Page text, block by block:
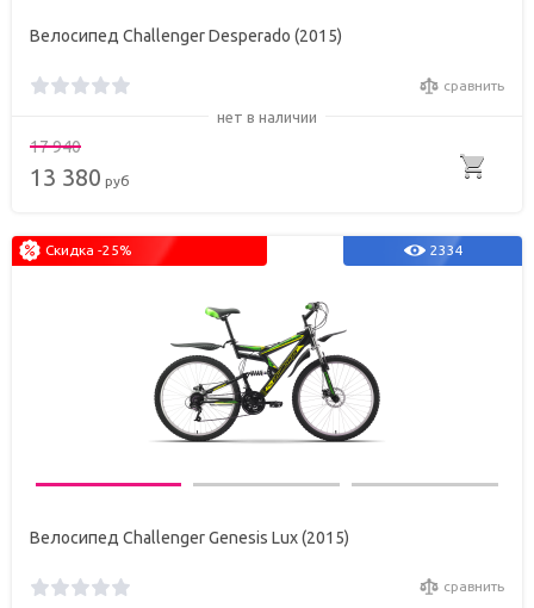
Велосипед Challenger Desperado (2015)
сравнить
нет в наличии
17 940
13 380 руб
2334
Скидка -25%
Велосипед Challenger Genesis Lux (2015)
сравнить